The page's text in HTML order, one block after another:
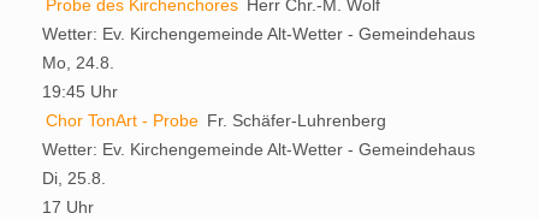
Probe des Kirchenchores Herr Chr.-M. Wolf
Wetter: Ev. Kirchengemeinde Alt-Wetter - Gemeindehaus
Mo, 24.8.
19:45 Uhr
Chor TonArt - Probe Fr. Schäfer-Luhrenberg
Wetter: Ev. Kirchengemeinde Alt-Wetter - Gemeindehaus
Di, 25.8.
17 Uhr